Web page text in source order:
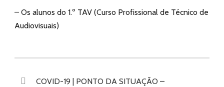
– Os alunos do 1.º TAV (Curso Profissional de Técnico de
Audiovisuais)
COVID-19 | PONTO DA SITUAÇÃO –